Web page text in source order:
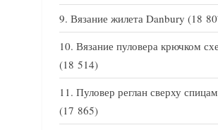
Вязание жилета Danbury (18
Вязание пуловера крючком
(18 514)
Пуловер реглан сверху
(17 865)